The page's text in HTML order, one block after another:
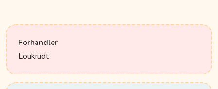
Forhandler
Loukrudt